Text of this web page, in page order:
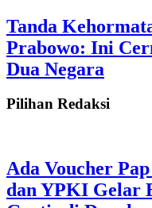
Tanda
Prabowo: Ini
Dua Negara
Pilihan Redaksi
Ada Voucher
dan YPKI Gelar